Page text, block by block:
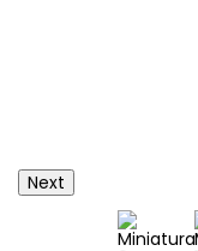
Next